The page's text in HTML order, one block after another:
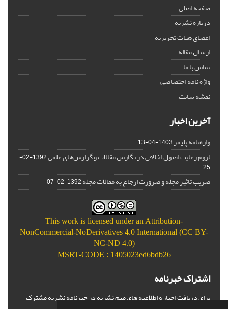
صفحه اصلی
درباره نشریه
اعضای هیات تحریریه
ارسال مقاله
تماس با ما
واژه نامه اختصاصی
نقشه سایت
آخرین اخبار
واژه‌نامه پلیمر1403-04-13
لزوم رعایت اصول اخلاقی در نگارش مقالات و گزارش‌‌های علمی
1392-02-
25
ضریب تاثیر مجله و ضرورت ارجاع به مقالات مجله1392-02-07
This work is licensed under an Attribution-
NonCommercial-NoDerivatives 4.0 International (CC BY-
NC-ND 4.0)
MSRT-CODE : 1405023ed6bdb26
اشتراک خبرنامه
برای دریافت اخبار و اطلاعیه های مهم نشریه در خبرنامه نشریه مشترک